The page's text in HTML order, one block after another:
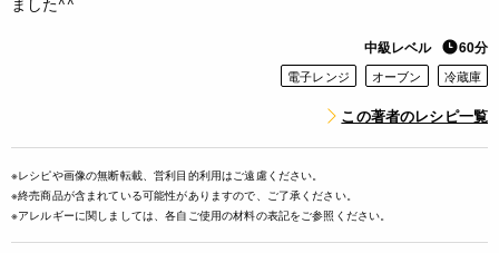
中級レベル 60分
電子レンジ オーブン 冷蔵庫
この著者のレシピ一覧
※レシピや画像の無断転載、営利目的利用はご遠慮ください。
※終売商品が含まれている可能性がありますので、ご了承ください。
※アレルギーに関しましては、各自ご使用の材料の表記をご参照ください。